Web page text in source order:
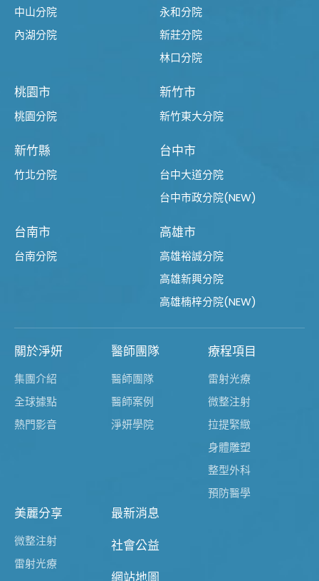
中山分院
內湖分院
永和分院
新莊分院
林口分院
桃園市
桃園分院
新竹市
新竹東大分院
新竹縣
竹北分院
台中市
台中大道分院
台中市政分院(NEW)
台南市
台南分院
高雄市
高雄裕誠分院
高雄新興分院
高雄楠梓分院(NEW)
關於淨妍
集團介紹
全球據點
熱門影音
醫師團隊
醫師團隊
醫師案例
淨妍學院
療程項目
雷射光療
微整注射
拉提緊緻
身體雕塑
整型外科
預防醫學
美麗分享
微整注射
雷射光療
最新消息
社會公益
網站地圖